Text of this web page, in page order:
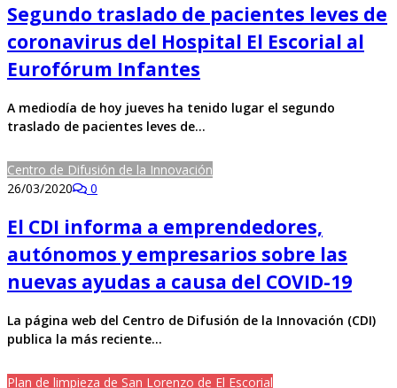
Segundo traslado de pacientes leves de
coronavirus del Hospital El Escorial al
Eurofórum Infantes
A mediodía de hoy jueves ha tenido lugar el segundo
traslado de pacientes leves de…
Centro de Difusión de la Innovación
26/03/2020
0
El CDI informa a emprendedores,
autónomos y empresarios sobre las
nuevas ayudas a causa del COVID-19
La página web del Centro de Difusión de la Innovación (CDI)
publica la más reciente…
Plan de limpieza de San Lorenzo de El Escorial